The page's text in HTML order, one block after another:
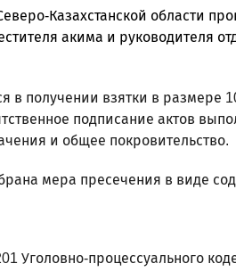
Казахстанской области
акима и руководителя
в получении взятки в размере
подписание актов
и общее покровительство.
мера пресечения в виде
Уголовно-процессуального